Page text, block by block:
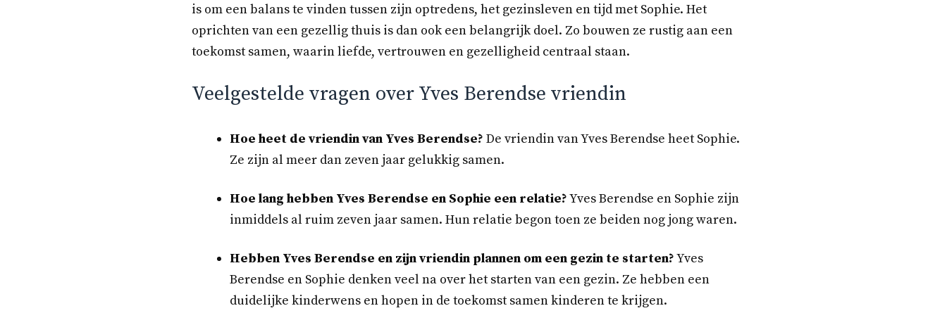
is om een balans te vinden tussen zijn optredens, het gezinsleven en tijd met Sophie. Het
oprichten van een gezellig thuis is dan ook een belangrijk doel. Zo bouwen ze rustig aan een
toekomst samen, waarin liefde, vertrouwen en gezelligheid centraal staan.
Veelgestelde vragen over Yves Berendse vriendin
Hoe heet de vriendin van Yves Berendse? De vriendin van Yves Berendse heet Sophie.
Ze zijn al meer dan zeven jaar gelukkig samen.
Hoe lang hebben Yves Berendse en Sophie een relatie?Yves Berendse en Sophie zijn
inmiddels al ruim zeven jaar samen. Hun relatie begon toen ze beiden nog jong waren.
Hebben Yves Berendse en zijn vriendin plannen om een gezin te starten?Yves
Berendse en Sophie denken veel na over het starten van een gezin. Ze hebben een
duidelijke kinderwens en hopen in de toekomst samen kinderen te krijgen.